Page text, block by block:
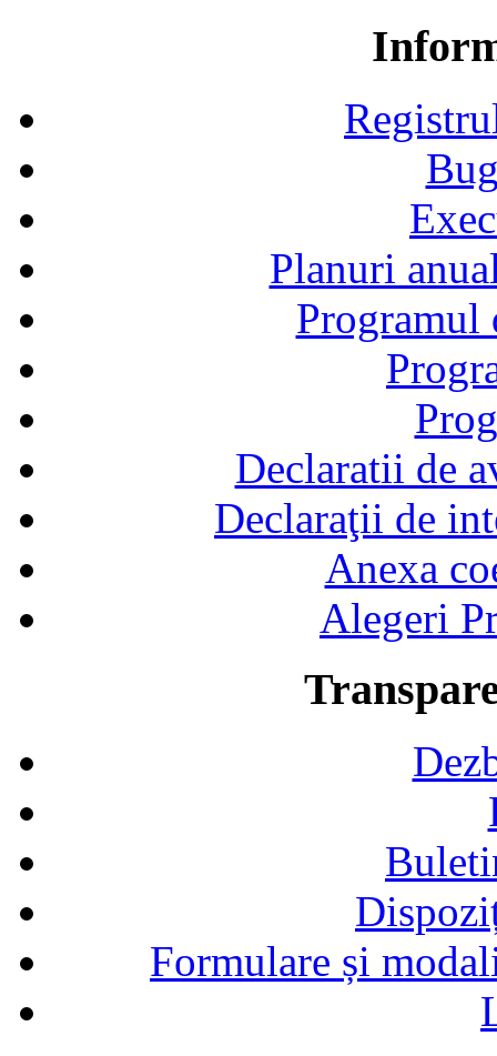
Planuri
Declaratii de
Declaraţii de
Anexa
Alegeri
Formulare și